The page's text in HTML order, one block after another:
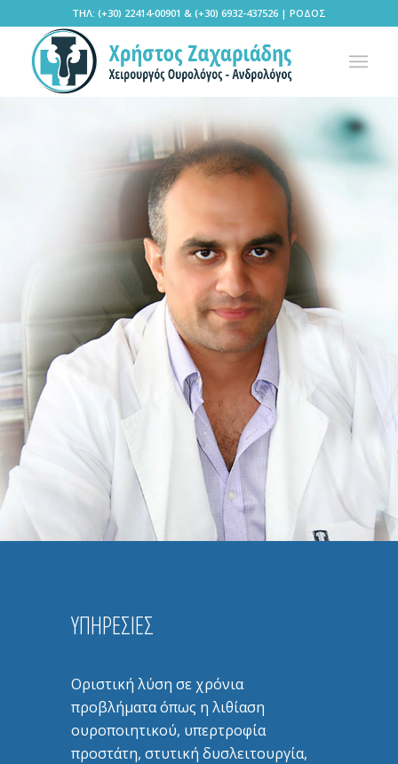
ΤΗΛ: (+30) 22414-00901 & (+30) 6932-437526 | ΡΟΔΟΣ
ΥΠΗΡΕΣΙΕΣ
Οριστική λύση σε χρόνια
προβλήματα όπως η λιθίαση
ουροποιητικού, υπερτροφία
προστάτη, στυτική δυσλειτουργία,